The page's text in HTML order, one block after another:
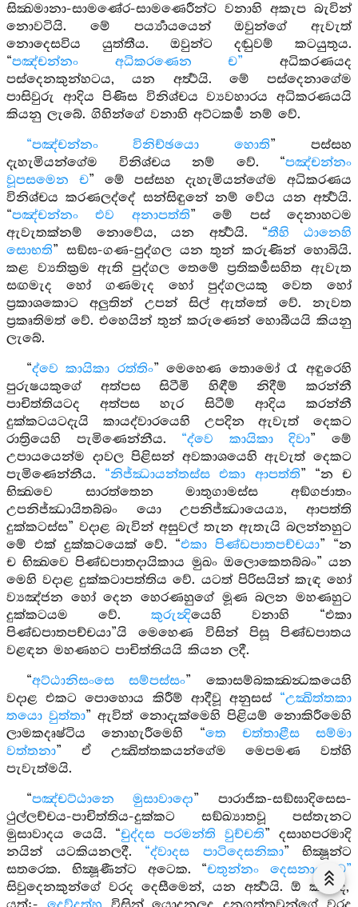
සික්‍ඛමානා-සාමණේර-සාමණෙරීන්ට වනාහි අකැප බැවින්
නොවටියි. මේ පර්‍ය්‍යායයෙන් ඔවුන්ගේ ඇවැත්
නොදෙසවිය යුත්තීය. ඔවුන්ට දඬුවම් කටයුතුය.
“පඤ්චන්නං අධිකරණෙන ච” අධිකරණයද
පස්දෙනකුන්හටය, යන අර්‍ත්‍ථයි. මේ පස්දෙනාගේම
පාසිවුරු ආදිය පිණිස විනිශ්චය ව්‍යවහාරය අධිකරණයයි
කියනු ලැබේ. ගිහින්ගේ වනාහි අට්ටකර්‍ම නම් වේ.
“පඤ්චන්නං විනිච්ඡයො හොති” පස්සහ
දැහැමියන්ගේම විනිශ්චය නම් වේ. “පඤ්චන්නං
වූපසමෙන ච” මේ පස්සහ දැහැමියන්ගේම අධිකරණය
විනිශ්චය කරණලද්දේ සන්සිඳුනේ නම් වේය යන අර්‍ත්‍ථයි.
“පඤ්චන්නං එව අනාපත්ති” මේ පස් දෙනාහටම
ඇවැතක්නම් නොවේය, යන අර්‍ත්‍ථයි. “තීහි ඨානෙහි
සොභති” සඞ්ඝ-ගණ-පුද්ගල යන තුන් කරුණින් හොබියි.
කළ ව්‍යතික්‍රම ඇති පුද්ගල තෙමේ ප්‍රතිකර්‍මසහිත ඇවැත
සඟමැද හෝ ගණමැද හෝ පුද්ගලයකු වෙත හෝ
ප්‍රකාශකොට අලුතින් උපන් සිල් ඇත්තේ වේ. නැවත
ප්‍රකෘතිමත් වේ. එහෙයින් තුන් කරුණෙන් හොබීයයි කියනු
ලැබේ.
“ද්වෙ කායිකා රත්තිං” මෙහෙණ තොමෝ රෑ අඳුරෙහි
පුරුෂයකුගේ අත්පස සිටීමි හිඳීම් නිදීම් කරන්නී
පාචිත්තියටද අත්පස හැර සිටීම් ආදිය කරන්නී
දුක්කටයටදැයි කායද්වාරයෙහි උපදින ඇවැත් දෙකට
රාත්‍රියෙහි පැමිණෙන්නීය. “ද්වෙ කායිකා දිවා” මේ
උපායයෙන්ම දාවල පිළිසන් අවකාශයෙහි ඇවැත් දෙකට
පැමිණෙන්නීය. “නිජ්ඣායන්තස්ස එකා ආපත්ති” “න ච
භික්‍ඛවෙ සාරත්තෙන මාතුගාමස්ස අඞ්ගජාතං
උපනිජ්ඣායිතබ්බං යො උපනිජ්ඣායෙය්‍ය, ආපත්ති
දුක්කටස්ස” වදාළ බැවින් අසුවල් තැන ඇතැයි බලන්නහුට
මේ එක් දුක්කටයෙක් වේ. “එකා පිණ්ඩපාතපච්චයා” “න
ච භික්‍ඛවෙ පිණ්ඩපාතදායිකාය මුඛං ඔලොකෙතබ්බං” යන
මෙහි වදාළ දුක්කටාපත්තිය වේ. යටත් පිරිසයින් කැඳ හෝ
ව්‍යඤ්ජන හෝ දෙන හෙරණහුගේ මූණ බලන මහණහුට
දුක්කටයම වේ. කුරුන්‍දියෙහි වනාහි “එකා
පිණ්ඩපාතපච්චයා”යි මෙහෙණ විසින් පිසූ පිණ්ඩපාතය
වළඳන මහණහට පාචිත්තියයි කියන ලදී.
“අට්ඨානිසංසෙ සම්පස්සං” කොසම්බකක්‍ඛන්‍ධකයෙහි
වදාළ එකට පොහොය කිරීම් ආදීවූ අනුසස් “උක්‍ඛිත්තකා
තයො වුත්තා” ඇවිත් නොදැක්මෙහි පිළියම් නොකිරීමෙහි
ලාමකදෘෂ්ටිය නොහැරීමෙහි “තෙ චත්තාළීස සම්මා
වත්තනා” ඒ උක්‍ඛිත්තකයන්ගේම මෙපමණ වත්හි
පැවැත්මයි.
“පඤ්චට්ඨානෙ මුසාවාදො” පාරාජික-සඞ්ඝාදිසෙස-
ථුල්ලච්චය-පාචිත්තිය-දුක්කට සඞ්ඛ්‍යාතවූ පස්තැනට
මුසාවාදය යෙයි. “චුද්දස පරමන්ති වුච්චති” දසාහපරමාදි
නයින් යටකියනලදී. “ද්වාදස පාටිදෙසනිකා” භික්‍ෂූන්ට
සතරෙක. භික්‍ෂූණීන්ට අටෙක. “චතුන්නං දෙසනාය ච”
සිවුදෙනකුන්ගේ වරද දෙසීමෙන්, යන අර්‍ත්‍ථයි. ඕ කවරීද,